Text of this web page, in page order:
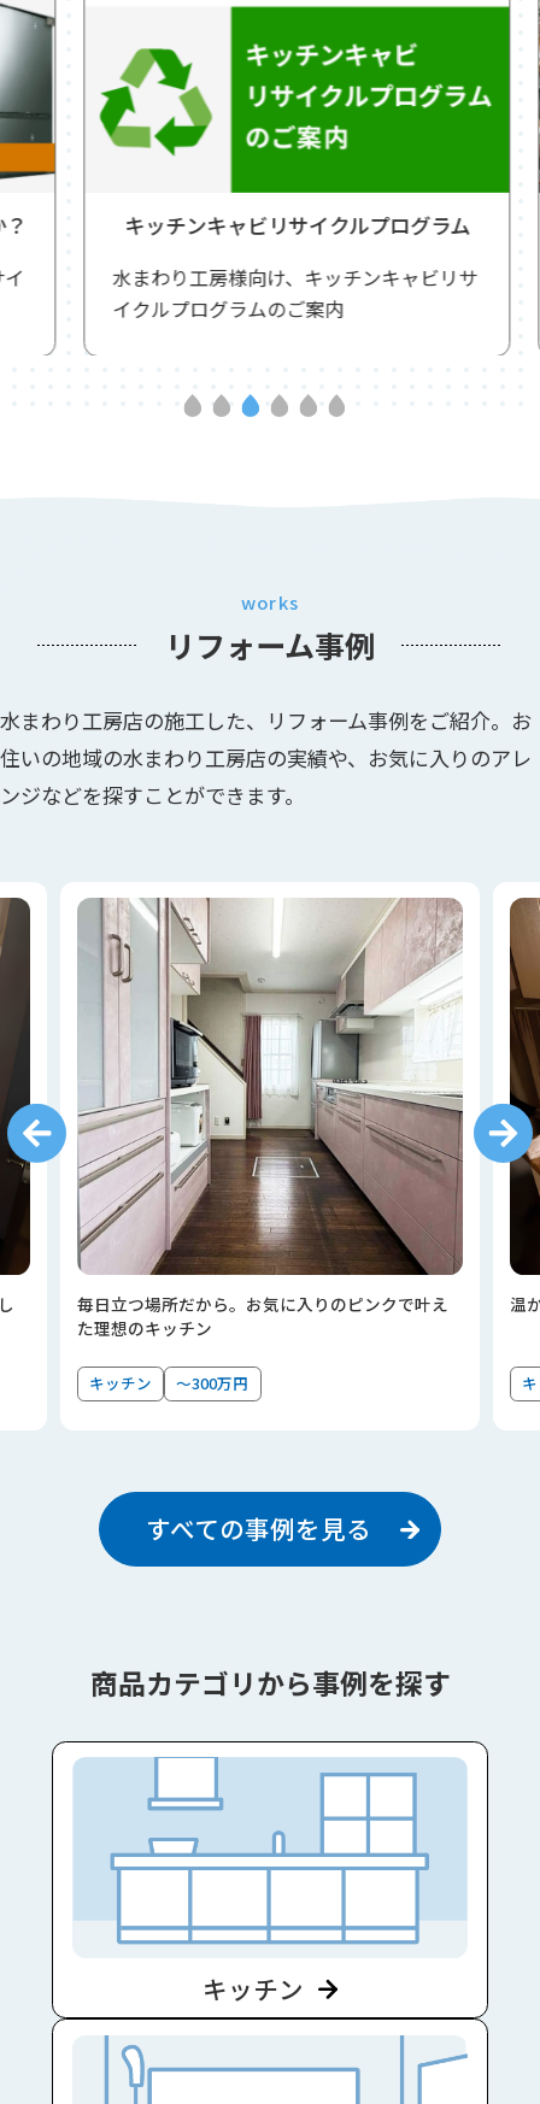
キッチンキャビリサイクルプログラム
水まわり工房様向け、キッチンキャビリサ
イクルプログラムのご案内
works
リフォーム事例
水まわり工房店の施工した、リフォーム事例をご紹介。お
住いの地域の水まわり工房店の実績や、お気に入りのアレ
ンジなどを探すことができます。
毎日立つ場所だから。お気に入りのピンクで叶え
た理想のキッチン
キッチン ～300万円
温
すべての事例を見る
商品カテゴリから事例を探す
キッチン